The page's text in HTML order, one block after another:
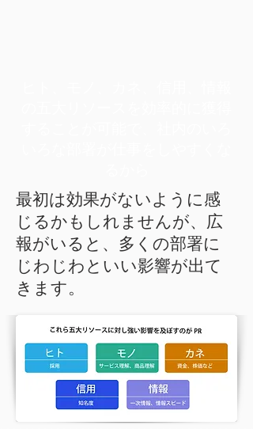
最初は効果がないように感
じるかもしれませんが、広
報がいると、多くの部署に
じわじわといい影響が出て
きます。